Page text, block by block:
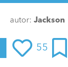
autor: Jackson
55